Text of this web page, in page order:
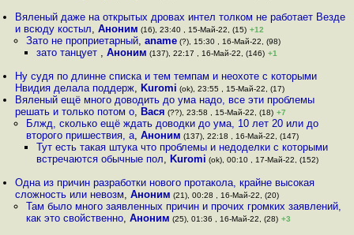
Вяленый даже на открытых дровах интел толком не работает Везде
и всюду костыл,Аноним (16), 23:40 , 15-Май-22, (15) +12
Зато не проприетарный, aname(?), 15:30 , 16-Май-22, (98)
зато танцует , Аноним (137), 22:17 , 16-Май-22, (146) +1
Ну судя по длинне списка и тем темпам и неохоте с которыми
Нвидия делала поддерж, Kuromi (ok), 23:55 , 15-Май-22, (17)
Вяленый ещё много доводить до ума надо, все эти проблемы
решать и только потом о, Вася (??), 23:58 , 15-Май-22, (18) +7
Блжд, сколько ещё ждать доводки до ума, 10 лет 20 или до
второго пришествия, а, Аноним (137), 22:18 , 16-Май-22, (147)
Тут есть такая штука что проблемы и недоделки с которыми
встречаются обычные пол, Kuromi (ok), 00:10 , 17-Май-22, (152)
Одна из причин разработки нового протакола, крайне высокая
сложность или невозм,Аноним (21), 00:28 , 16-Май-22, (20)
Там было много заявленных причин и прочих громких заявлений,
как это свойственно, Аноним (25), 01:36 , 16-Май-22, (28) +3